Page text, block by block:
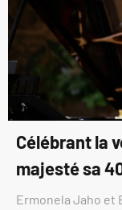
Célébrant la
majesté sa
Ermonela Jaho et